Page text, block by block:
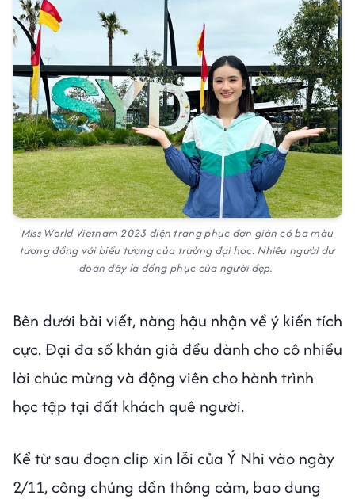
Miss World Vietnam 2023 diện trang phục đơn giản có ba màu
tương đồng với biểu tượng của trường đại học. Nhiều người dự
đoán đây là đồng phục của người đẹp.
Bên dưới bài viết, nàng hậu nhận về ý kiến tích
cực. Đại đa số khán giả đều dành cho cô nhiều
lời chúc mừng và động viên cho hành trình
học tập tại đất khách quê người.
Kể từ sau đoạn clip xin lỗi của Ý Nhi vào ngày
2/11, công chúng dần thông cảm, bao dung